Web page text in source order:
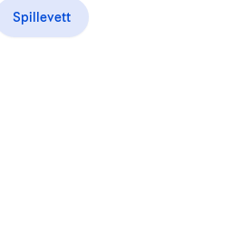
Spillevett